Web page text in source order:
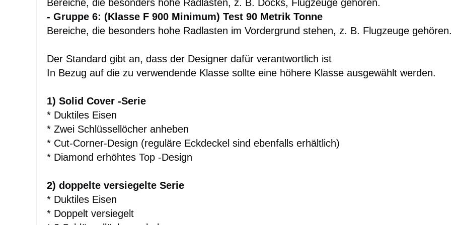
Bereiche, die besonders hohe Radlasten, z. B. Docks, Flugzeuge gehören.
- Gruppe 6: (Klasse F 900 Minimum) Test 90 Metrik Tonne
Bereiche, die besonders hohe Radlasten im Vordergrund stehen, z. B. Flugzeuge
Der Standard gibt an, dass der Designer dafür verantwortlich ist
In Bezug auf die zu verwendende Klasse sollte eine höhere Klasse ausgewählt werden.
1) Solid Cover -Serie
* Duktiles Eisen
* Zwei Schlüssellöcher anheben
* Cut-Corner-Design (reguläre Eckdeckel sind ebenfalls erhältlich)
* Diamond erhöhtes Top -Design
2) doppelte versiegelte Serie
* Duktiles Eisen
* Doppelt versiegelt